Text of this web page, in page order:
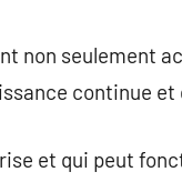
non seulement
continue et
et qui peut